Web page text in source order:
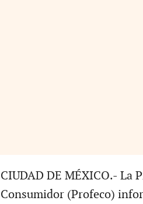
CIUDAD DE MÉXICO.- La
Consumidor (Profeco)